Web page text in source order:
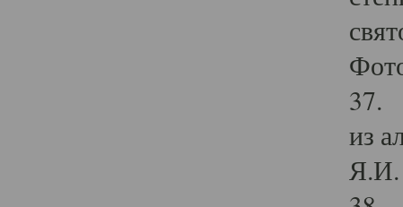
37.
из
Я.И.